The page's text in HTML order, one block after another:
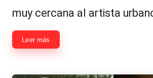
e
s
|
muy cercana al artista
Leer más